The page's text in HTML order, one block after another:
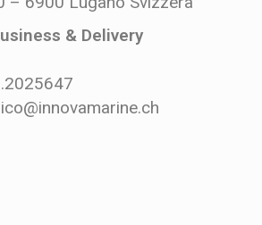
& Delivery